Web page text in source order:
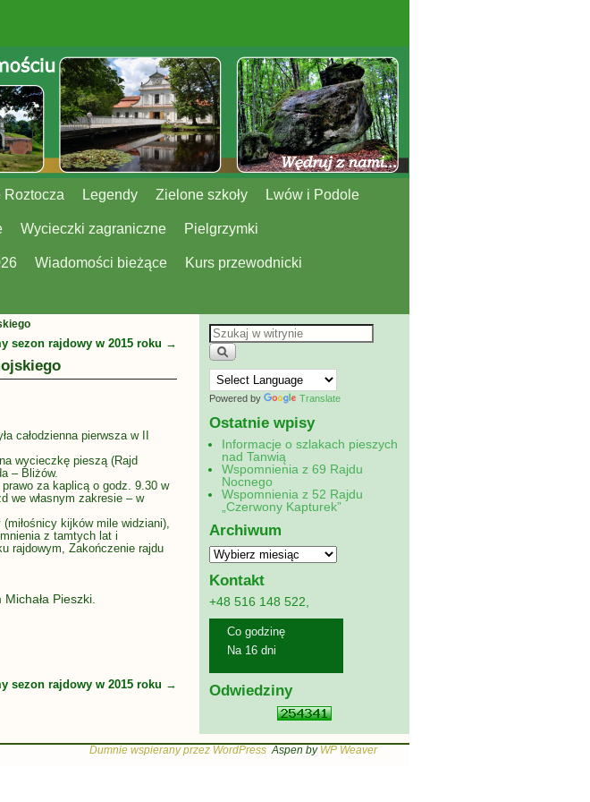
Legendy Zielone szkoły Lwów i Podole
Wycieczki zagraniczne Pielgrzymki
Wiadomości bieżące Kurs przewodnicki
sezon rajdowy w 2015 roku →
całodzienna pierwsza w II
wycieczkę pieszą (Rajd
– Bliżów.
za kaplicą o godz. 9.30 w
we własnym zakresie – w
kijków mile widziani),
z tamtych lat i
rajdowym, Zakończenie rajdu
Pieszki.
sezon rajdowy w 2015 roku →
Powered by Translate
Ostatnie wpisy
Informacje o szlakach pieszych
nad Tanwią
Wspomnienia z 69 Rajdu
Nocnego
Wspomnienia z 52 Rajdu
„Czerwony Kapturek”
Archiwum
Kontakt
+48 516 148 522,
Co godzinę
Na 16 dni
Odwiedziny
Dumnie wspierany przez WordPress Aspen by WP Weaver